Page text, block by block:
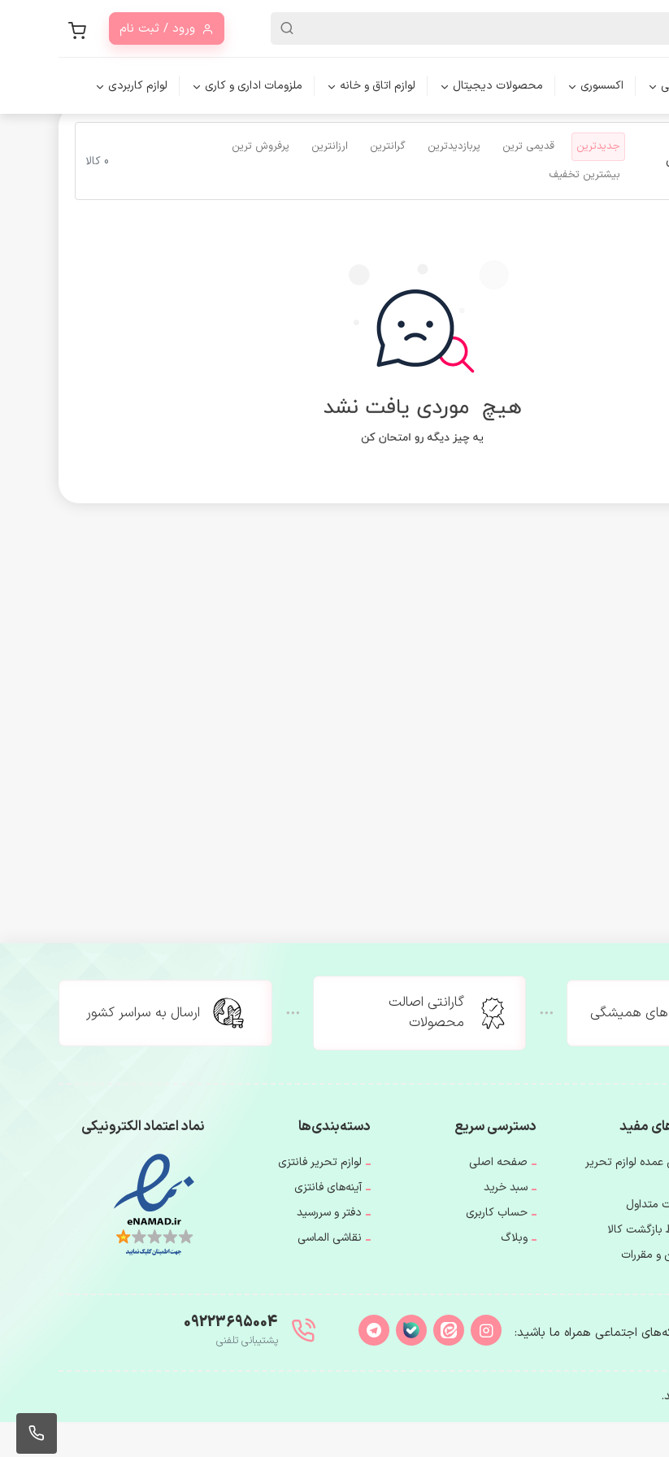
ورود / ثبت نام
اکسسوری محصولات دیجیتال لوازم اتاق و خانه ملزومات اداری و کاری لوازم کاربردی محصولات اکسسوری کیف‌های کوچک
جدیدترین قدیمی ترین پربازدیدترین گرانترین ارزانترین
پرفروش ترین
بیشترین تخفیف
0 کالا
همیشگی
گارانتی اصالت
محصولات
ارسال به سراسر کشور
مفید
لوازم تحریر
متداول
بازگشت کالا
و مقررات
دسترسی سریع
صفحه اصلی
سبد خرید
حساب کاربری
وبلاگ
دسته‌بندی‌ها
لوازم تحریر فانتزی
آینه‌های فانتزی
دفتر و سررسید
نقاشی الماسی
نماد اعتماد الکترونیکی
اجتماعی همراه ما باشید: 09223695004
پشتیبانی تلفنی